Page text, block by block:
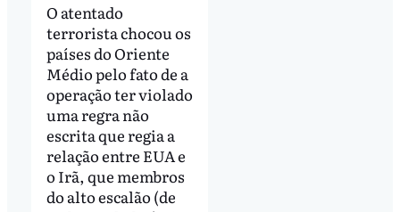
O atentado
terrorista chocou os
países do Oriente
Médio pelo fato de a
operação ter violado
uma regra não
escrita que regia a
relação entre EUA e
o Irã, que membros
do alto escalão (de